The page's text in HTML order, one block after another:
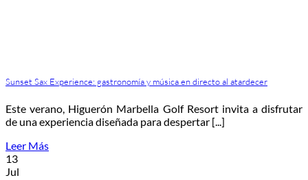
Sunset Sax Experience: gastronomía y música en directo al atardecer
Este verano, Higuerón Marbella Golf Resort invita a disfrutar
de una experiencia diseñada para despertar [...]
Leer Más
13
Jul